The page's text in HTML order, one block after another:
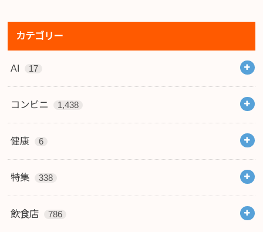
カテゴリー
AI 17
コンビニ 1,438
健康 6
特集 338
飲食店 786